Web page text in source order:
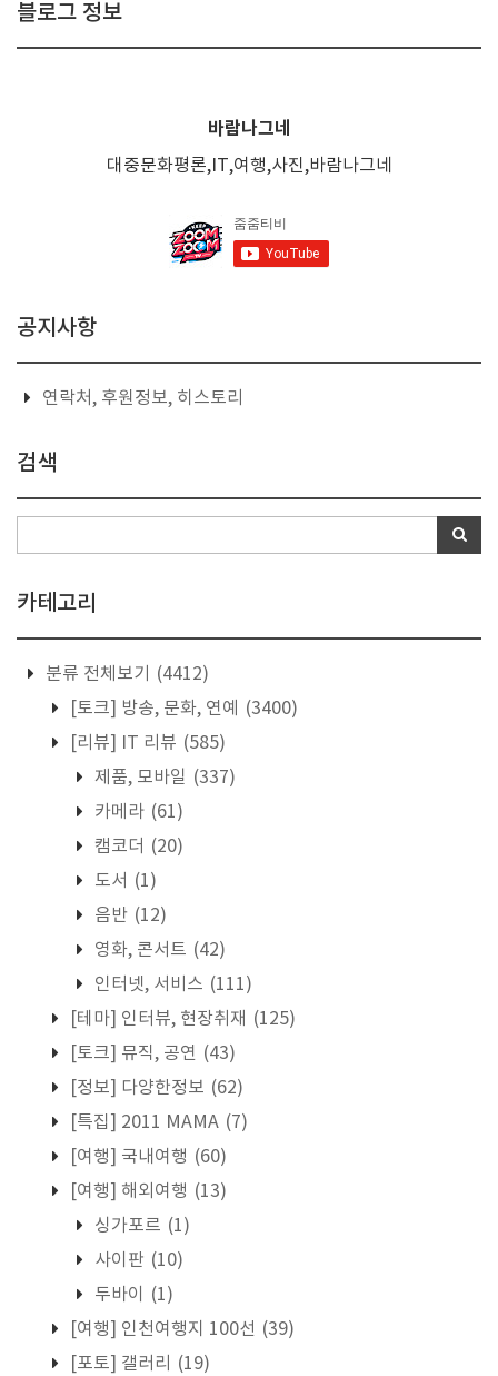
블로그 정보
바람나그네
대중문화평론,IT,여행,사진,바람나그네
공지사항
연락처, 후원정보, 히스토리
검색
카테고리
분류 전체보기
(4412)
[토크] 방송, 문화, 연예
(3400)
[리뷰] IT 리뷰 (585)
제품, 모바일 (337)
카메라 (61)
캠코더 (20)
도서 (1)
음반 (12)
영화, 콘서트 (42)
인터넷, 서비스 (111)
[테마] 인터뷰, 현장취재 (125)
[토크] 뮤직, 공연 (43)
[정보] 다양한정보 (62)
[특집] 2011 MAMA (7)
[여행] 국내여행 (60)
[여행] 해외여행 (13)
싱가포르 (1)
사이판 (10)
두바이
(1)
[여행] 인천여행지 100선 (39)
[포토] 갤러리
(19)